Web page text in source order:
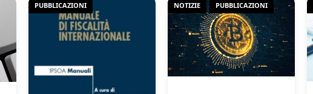
PUBBLICAZIONI NOTIZIE PUBBLICAZIONI